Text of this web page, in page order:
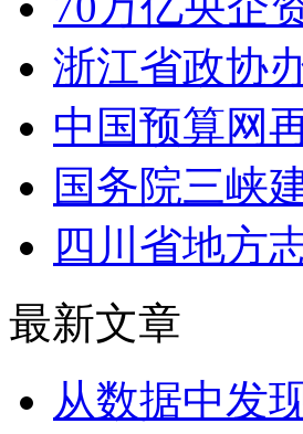
浙江省政协
中国预算网
国务院三峡
四川省地方
最新文章
从数据中发